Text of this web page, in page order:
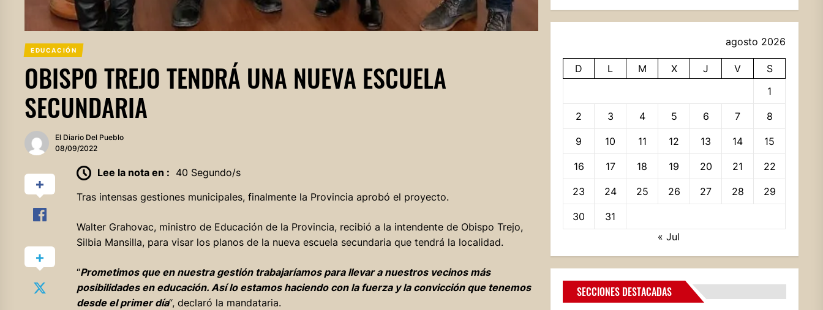
EDUCACIÓN
OBISPO TREJO TENDRÁ UNA NUEVA ESCUELA
SECUNDARIA
El Diario Del Pueblo
08/09/2022
Lee la nota en : 40 Segundo/s
Tras intensas gestiones municipales, finalmente la Provincia aprobó el proyecto.
Walter Grahovac, ministro de Educación de la Provincia, recibió a la intendente de Obispo Trejo,
Silbia Mansilla, para visar los planos de la nueva escuela secundaria que tendrá la localidad.
“Prometimos que en nuestra gestión trabajaríamos para llevar a nuestros vecinos más
posibilidades en educación. Así lo estamos haciendo con la fuerza y la convicción que tenemos
desde el primer día“, declaró la mandataria.
agosto 2026
D L M X J V
S
1
2 3 4 5 6 7 8
9 10 11 12 13 14 15
16 17 18 19 20 21 22
23 24 25 26 27 28 29
30
31
« Jul
SECCIONES DESTACADAS